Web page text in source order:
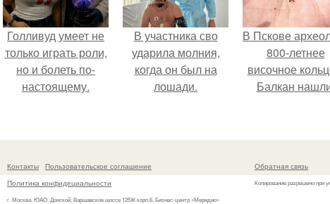
Голливуд умеет не
только играть роли,
но и болеть по-
настоящему.
В участника сво
ударила молния,
когда он был на
лошади.
В Пскове
800-летнее
височное
Балкан
Контакты
Пользовательское соглашение
Политика конфидециальности
г. Москва, ЮАО, Донской, Варшавское шоссе 125Ж корп.6, Бизнес-центр «Меридио»
Обратная связь
Копирование разрешено при